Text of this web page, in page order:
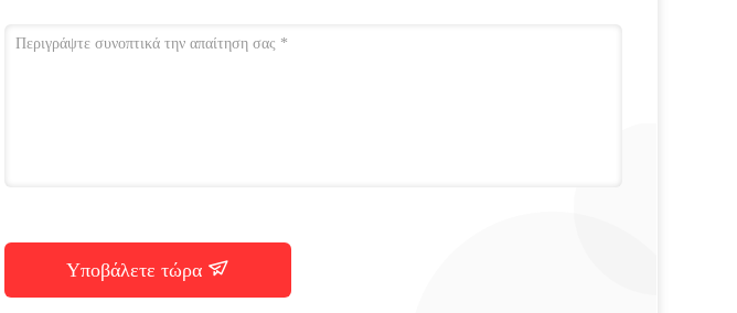
Υποβάλετε τώρα